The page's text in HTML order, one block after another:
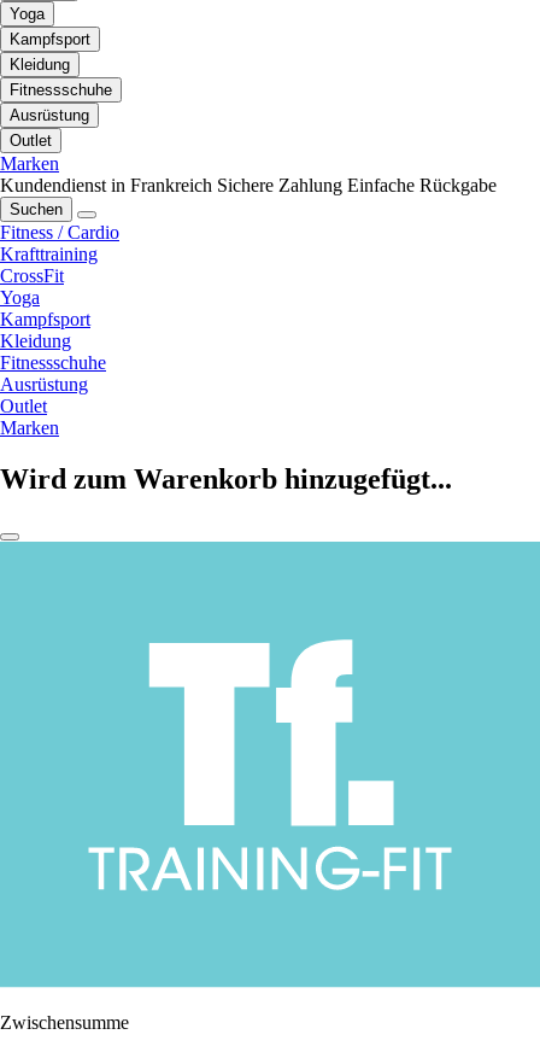
Yoga
Kampfsport
Kleidung
Fitnessschuhe
Ausrüstung
Outlet
Marken
Kundendienst in Frankreich Sichere Zahlung Einfache Rückgabe
Suchen
Fitness / Cardio
Krafttraining
CrossFit
Yoga
Kampfsport
Kleidung
Fitnessschuhe
Ausrüstung
Outlet
Marken
Wird zum Warenkorb hinzugefügt...
Zwischensumme